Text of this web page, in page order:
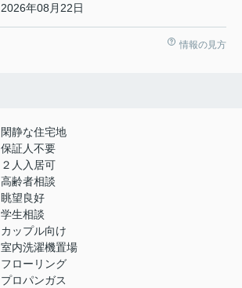
2026年08月22日
情報の見方
閑静な住宅地
保証人不要
２人入居可
高齢者相談
眺望良好
学生相談
カップル向け
室内洗濯機置場
フローリング
プロパンガス